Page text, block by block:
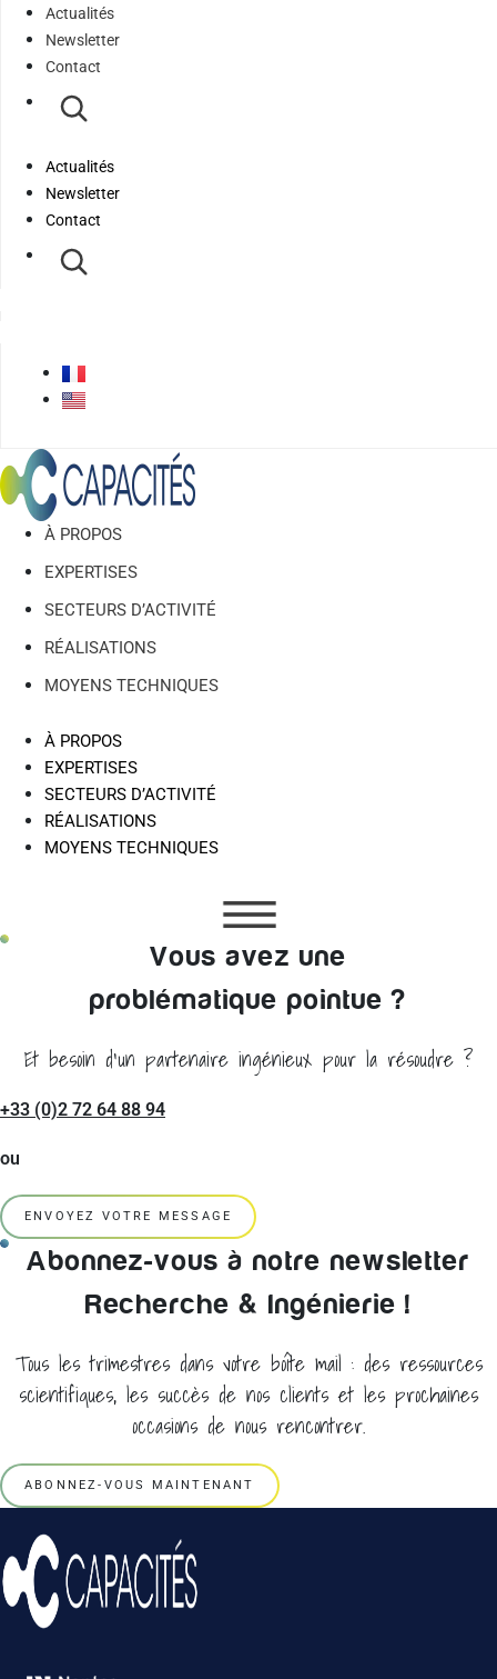
Actualités
Newsletter
Contact
Actualités
Newsletter
Contact
À PROPOS
EXPERTISES
SECTEURS D’ACTIVITÉ
RÉALISATIONS
MOYENS TECHNIQUES
À PROPOS
EXPERTISES
SECTEURS D’ACTIVITÉ
RÉALISATIONS
MOYENS TECHNIQUES
Vous avez une
problématique pointue ?
Et besoin d'un partenaire ingénieux pour la résoudre ?
+33 (0)2 72 64 88 94
ou
ENVOYEZ VOTRE MESSAGE
Abonnez-vous à notre newsletter
Recherche & Ingénierie !
Tous les trimestres dans votre boîte mail : des ressources
scientifiques, les succès de nos clients et les prochaines
occasions de nous rencontrer.
ABONNEZ-VOUS MAINTENANT